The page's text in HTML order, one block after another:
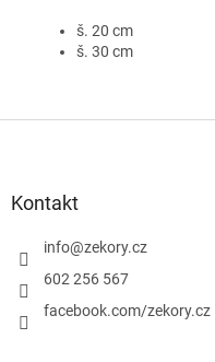
š. 20 cm
š. 30 cm
Kontakt
info@zekory.cz
602 256 567
facebook.com/zekory.cz